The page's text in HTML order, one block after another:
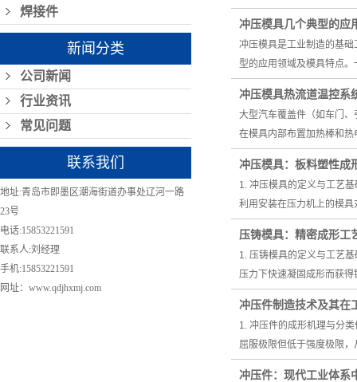
焊接件
新闻分类
公司新闻
行业资讯
常见问题
联系我们
地址:青岛市即墨区潮海街道办事处辽河一路
23号
电话:15853221591
联系人:刘经理
手机:15853221591
网址：www.qdjhxmj.com
冲压模具几个典型的应
冲压模具是工业制造的基
型的应用领域及模具特点
冲压模具热流道温控系
大型汽车覆盖件（如车门
在模具内部布置加热棒和
冲压模具：板料塑性成
1. 冲压模具的定义与工艺
利用安装在压力机上的模
压铸模具：精密成形工
1. 压铸模具的定义与工艺
压力下快速凝固成形而获
冲压件制造技术及其在
1. 冲压件的成形机理与分
屈服极限但低于强度极限
冲压件：现代工业体系